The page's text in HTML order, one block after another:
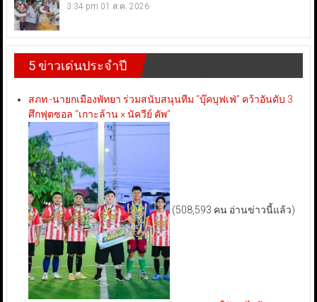
3:34 pm 01 ส.ค. 2026
5 ข่าวเด่นประจำปี
สภท.-นายกเมืองพัทยา ร่วมสนับสนุนทีม “บุ๊คบุฟเฟ่” คว้าอันดับ 3
ศึกฟุตซอล “เกาะล้าน × นัควีย์ คัพ”
(508,593 คน อ่านข่าวนี้แล้ว)